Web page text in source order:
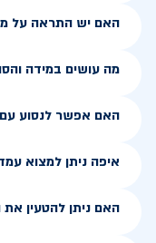
האם יש התראה על
מה עושים במידה
האם אפשר לנסוע
איפה ניתן למצוא
האם ניתן להטעין